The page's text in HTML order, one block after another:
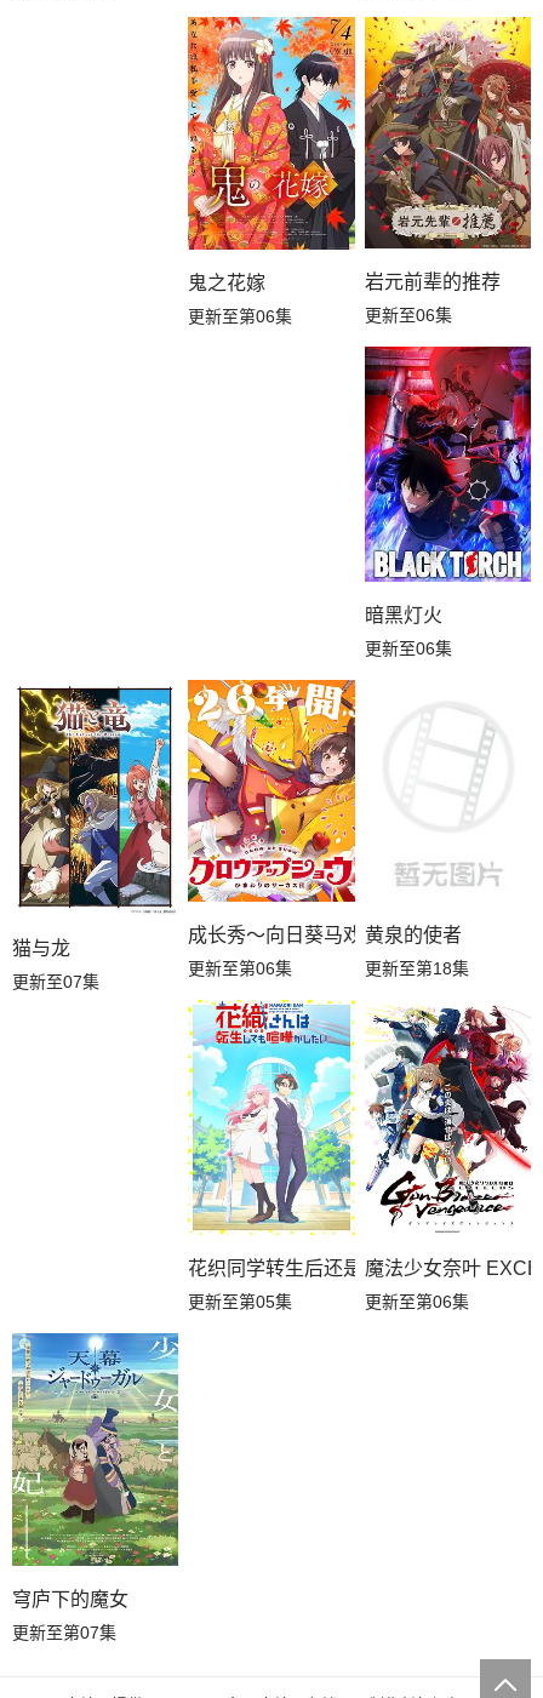
鬼之花嫁
更新至第06集
岩元前辈的推荐
更新至06集
暗黑灯火
更新至06集
猫与龙
更新至07集
成长秀～向日葵马戏团～
更新至第06集
黄泉的使者
更新至第18集
花织同学转生后还是想干架
更新至第05集
魔法少女奈叶
更新至第06集
穹庐下的魔女
更新至第07集